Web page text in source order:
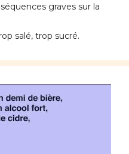
graves sur la
salé, trop sucré.